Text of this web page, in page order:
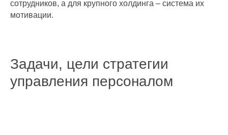
сотрудников, а для крупного холдинга – система их
мотивации.
Задачи, цели стратегии
управления персоналом